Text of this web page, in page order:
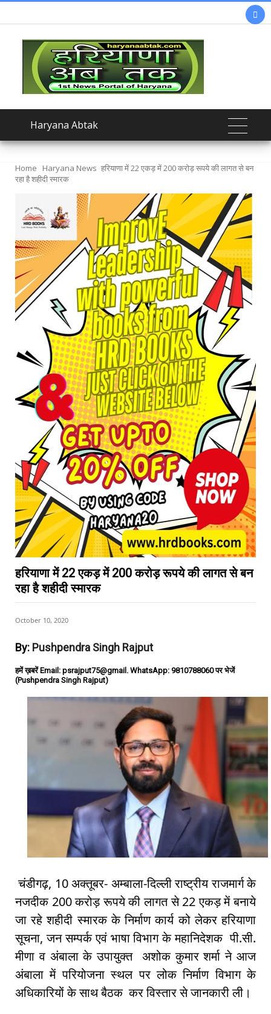

Haryana Abtak
Home Haryana News हरियाणा में 22 एकड़ में 200 करोड़ रूपये की लागत से बन
रहा है शहीदी स्मारक
हरियाणा में 22 एकड़ में 200 करोड़ रूपये की लागत से बन
रहा है शहीदी स्मारक
October 10, 2020
By: Pushpendra Singh Rajput
हमें ख़बरें Email: psrajput75@gmail. WhatsApp: 9810788060 पर भेजें
(Pushpendra Singh Rajput)
चंडीगढ़, 10 अक्तूबर- अम्बाला-दिल्ली राष्ट्रीय राजमार्ग के
नजदीक 200 करोड़ रूपये की लागत से 22 एकड़ में बनाये
जा रहे शहीदी स्मारक के निर्माण कार्य को लेकर हरियाणा
सूचना, जन सम्पर्क एवं भाषा विभाग के महानिदेशक पी.सी.
मीणा व अंबाला के उपायुक्त अशोक कुमार शर्मा ने आज
अंबाला में परियोजना स्थल पर लोक निर्माण विभाग के
अधिकारियों के साथ बैठक कर विस्तार से जानकारी ली।